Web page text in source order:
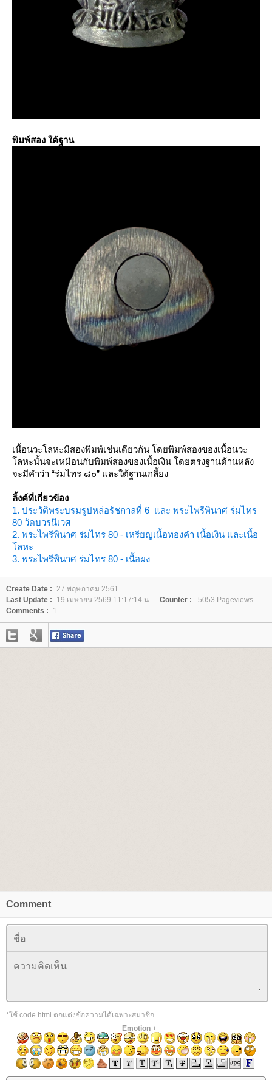
พิมพ์สอง ใต้ฐาน
เนื้อนวะโลหะมีสองพิมพ์เช่นเดียวกัน โดยพิมพ์สองของเนื้อนวะ
ลหะนั้นจะเหมือนกับพิมพ์สองของเนื้อเงิน โดยตรงฐานด้านหลัง
จะมีคำว่า “ร่มไทร ๘๐” และใต้ฐานเกลี้ยง
ลิ้งค์ที่เกี่ยวข้อง
1. ประวัติพระบรมรูปหล่อรัชกาลที่ 6 และ พระไพรีพินาศ ร่มไทร
80 วัดบวรนิเวศ
2. พระไพรีพินาศ ร่มไทร 80 - เหรียญเนื้อทองคำ เนื้อเงิน และเนื้อ
ลหะ
3. พระไพรีพินาศ ร่มไทร 80 - เนื้อผง
Create Date : 27 พฤษภาคม 2561
Last Update :
19 เมษายน 2569 11:17:14 น. Counter :
5053 Pageviews.
Comments :
1
Comment
*ใช้ code html ตกแต่งข้อความได้เฉพาะสมาชิก
+ Emotion+